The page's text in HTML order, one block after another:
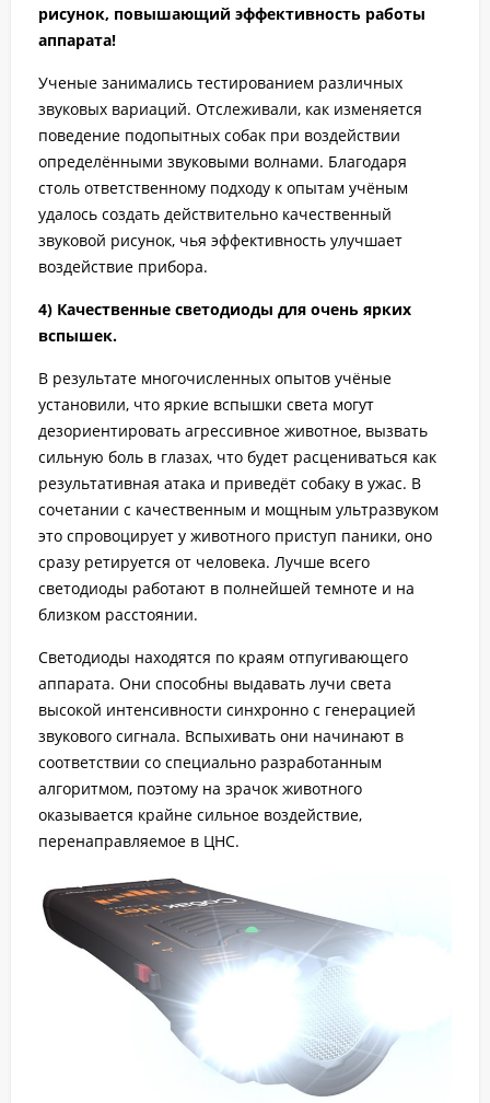
рисунок, повышающий эффективность работы
аппарата!
Ученые занимались тестированием различных
звуковых вариаций. Отслеживали, как изменяется
поведение подопытных собак при воздействии
определёнными звуковыми волнами. Благодаря
столь ответственному подходу к опытам учёным
удалось создать действительно качественный
звуковой рисунок, чья эффективность улучшает
воздействие прибора.
4) Качественные светодиоды для очень ярких
вспышек.
В результате многочисленных опытов учёные
установили, что яркие вспышки света могут
дезориентировать агрессивное животное, вызвать
сильную боль в глазах, что будет расцениваться как
результативная атака и приведёт собаку в ужас. В
сочетании с качественным и мощным ультразвуком
это спровоцирует у животного приступ паники, оно
сразу ретируется от человека. Лучше всего
светодиоды работают в полнейшей темноте и на
близком расстоянии.
Светодиоды находятся по краям отпугивающего
аппарата. Они способны выдавать лучи света
высокой интенсивности синхронно с генерацией
звукового сигнала. Вспыхивать они начинают в
соответствии со специально разработанным
алгоритмом, поэтому на зрачок животного
оказывается крайне сильное воздействие,
перенаправляемое в ЦНС.